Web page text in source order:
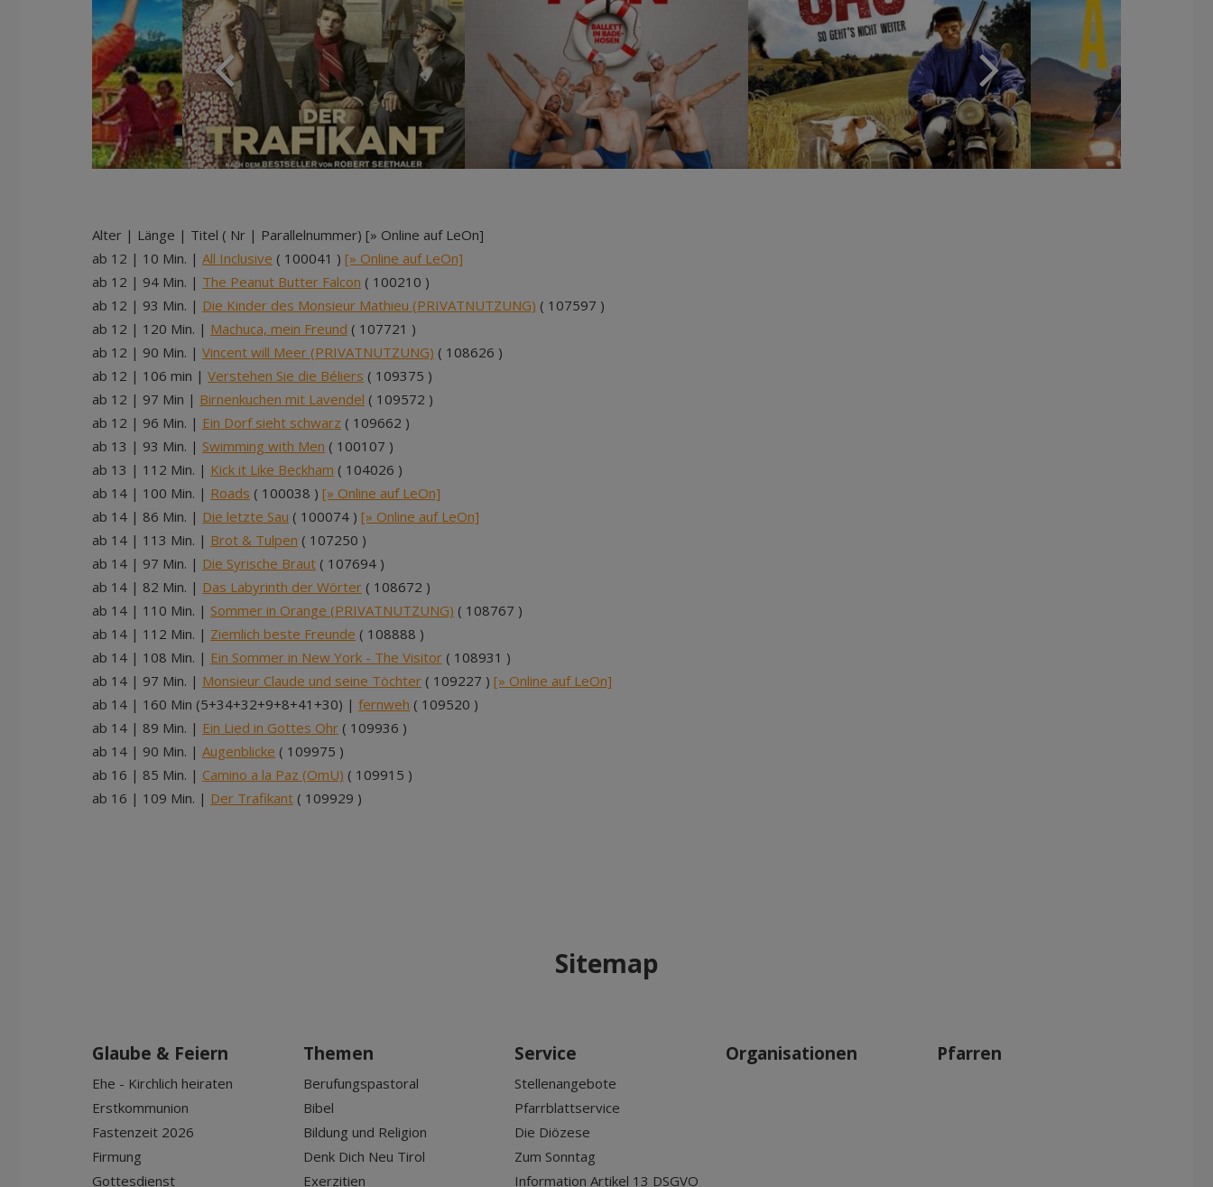
Alter | Länge | Titel ( Nr | Parallelnummer) [» Online auf LeOn]
ab 12 | 10 Min. | All Inclusive ( 100041 ) [» Online auf LeOn]
ab 12 | 94 Min. | The Peanut Butter Falcon ( 100210 )
ab 12 | 93 Min. | Die Kinder des Monsieur Mathieu (PRIVATNUTZUNG) ( 107597 )
ab 12 | 120 Min. | Machuca, mein Freund ( 107721 )
ab 12 | 90 Min. | Vincent will Meer (PRIVATNUTZUNG) ( 108626 )
ab 12 | 106 min | Verstehen Sie die Béliers ( 109375 )
ab 12 | 97 Min | Birnenkuchen mit Lavendel ( 109572 )
ab 12 | 96 Min. | Ein Dorf sieht schwarz ( 109662 )
ab 13 | 93 Min. | Swimming with Men ( 100107 )
ab 13 | 112 Min. | Kick it Like Beckham ( 104026 )
ab 14 | 100 Min. | Roads ( 100038 ) [» Online auf LeOn]
ab 14 | 86 Min. | Die letzte Sau ( 100074 ) [» Online auf LeOn]
ab 14 | 113 Min. | Brot & Tulpen ( 107250 )
ab 14 | 97 Min. | Die Syrische Braut ( 107694 )
ab 14 | 82 Min. | Das Labyrinth der Wörter ( 108672 )
ab 14 | 110 Min. | Sommer in Orange (PRIVATNUTZUNG) ( 108767 )
ab 14 | 112 Min. | Ziemlich beste Freunde ( 108888 )
ab 14 | 108 Min. | Ein Sommer in New York - The Visitor ( 108931 )
ab 14 | 97 Min. | Monsieur Claude und seine Töchter ( 109227 ) [» Online auf LeOn]
ab 14 | 160 Min (5+34+32+9+8+41+30) | fernweh ( 109520 )
ab 14 | 89 Min. | Ein Lied in Gottes Ohr ( 109936 )
ab 14 | 90 Min. | Augenblicke ( 109975 )
ab 16 | 85 Min. | Camino a la Paz (OmU) ( 109915 )
ab 16 | 109 Min. | Der Trafikant ( 109929 )
Sitemap
Glaube & Feiern
Ehe - Kirchlich heiraten
Erstkommunion
Fastenzeit 2026
Firmung
Gottesdienst
Themen
Berufungspastoral
Bibel
Bildung und Religion
Denk Dich Neu Tirol
Exerzitien
Service
Stellenangebote
Pfarrblattservice
Die Diözese
Zum Sonntag
Information Artikel 13 DSGVO
Organisationen Pfarren